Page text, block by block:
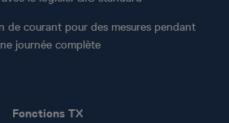
de courant pour des mesures pendant
journée complète
Fonctions TX